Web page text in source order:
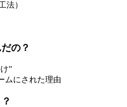
法）
の？
”
ムにされた理由